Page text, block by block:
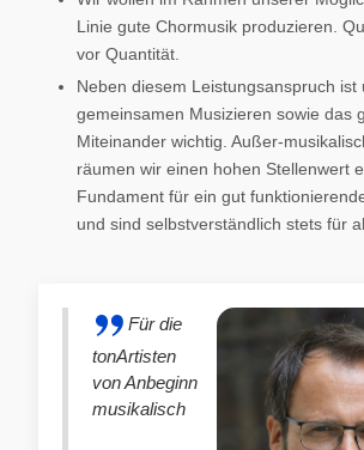
Linie gute Chormusik produzieren.
vor Quantität.
Neben diesem Leistungsanspruch ist
gemeinsamen Musizieren sowie das
Miteinander wichtig. Außer-
räumen wir einen hohen Stellenwert
Fundament für ein gut
und sind selbstverständlich stets für
Für die
tonArtisten
von Anbeginn
musikalisch